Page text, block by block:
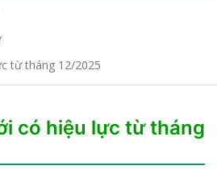
từ tháng 12/2025
có hiệu lực từ tháng